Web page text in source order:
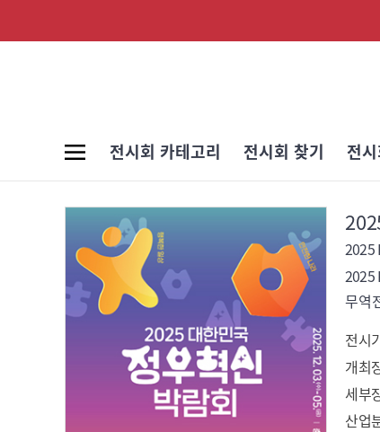
전시회 카테고리 전시회 찾기 전
2025
2025
무역
전시
개최
세부
산업